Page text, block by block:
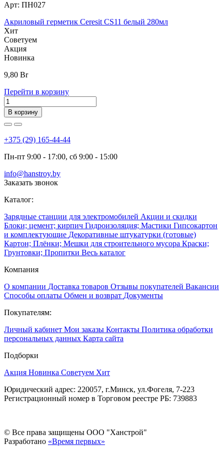
Арт: ПН027
Акриловый герметик Ceresit CS11 белый 280мл
Хит
Советуем
Акция
Новинка
9,80 Br
Перейти в корзину
В корзину
+375 (29) 165-44-44
Пн-пт 9:00 - 17:00, сб 9:00 - 15:00
info@hanstroy.by
Заказать звонок
Каталог:
Зарядные станции для электромобилей Акции и скидки
Блоки; цемент; кирпич Гидроизоляция; Мастики Гипсокартон
и комплектующие Декоративные штукатурки (готовые)
Картон; Плёнки; Мешки для строительного мусора Краски;
Грунтовки; Пропитки Весь каталог
Компания
О компании Доставка товаров Отзывы покупателей Вакансии
Способы оплаты Обмен и возврат Документы
Покупателям:
Личный кабинет Мои заказы Контакты Политика обработки
персональных данных Карта сайта
Подборки
Акция Новинка Советуем Хит
Юридический адрес: 220057, г.Минск, ул.Фогеля, 7-223
Регистрационный номер в Торговом реестре РБ: 739883
© Все права защищены ООО "Ханстрой"
Разработано «Время первых»